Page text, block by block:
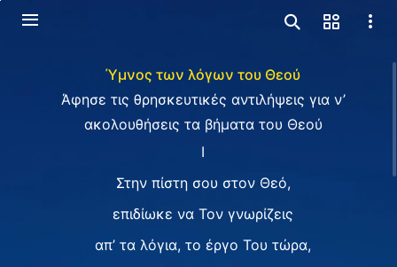
Ύμνος των λόγων του Θεού
Άφησε τις θρησκευτικές αντιλήψεις για ν’
ακολουθήσεις τα βήματα του Θεού
Ⅰ
Στην πίστη σου στον Θεό,
επιδίωκε να Τον γνωρίζεις
απ’ τα λόγια, το έργο Του τώρα,